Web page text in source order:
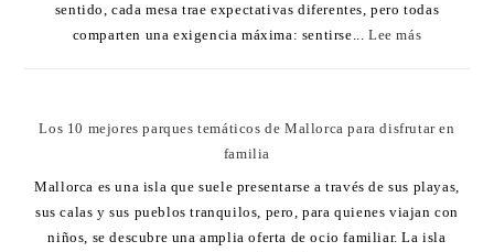
sentido, cada mesa trae expectativas diferentes, pero todas
comparten una exigencia máxima: sentirse...Lee más
Los 10 mejores parques temáticos de Mallorca para disfrutar en
familia
Mallorca es una isla que suele presentarse a través de sus playas,
sus calas y sus pueblos tranquilos, pero, para quienes viajan con
niños, se descubre una amplia oferta de ocio familiar. La isla